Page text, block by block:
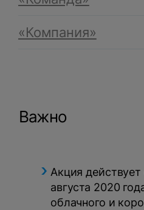
«Компания»
Важно
Акция
августа 2020
облачного и